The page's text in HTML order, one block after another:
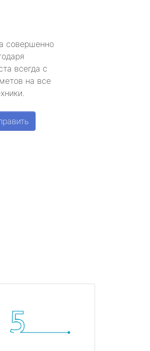
совершенно
всегда с
на все